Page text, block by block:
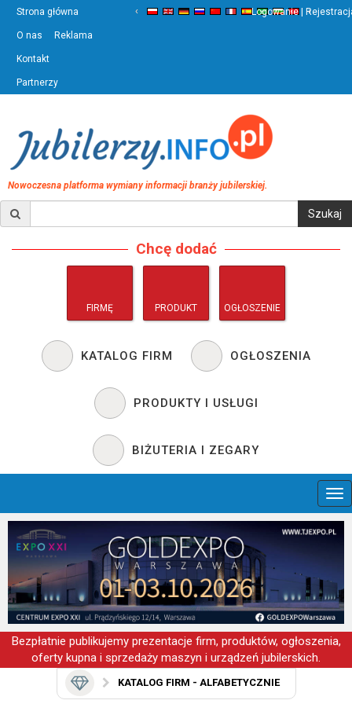
Strona główna
O nas Reklama
Kontakt
Partnerzy
‹ ›
Logowanie |
Nowoczesna platforma wymiany informacji branży jubilerskiej.
Chcę dodać
FIRMĘ PRODUKT OGŁOSZENIE
KATALOG FIRM OGŁOSZENIA
PRODUKTY I USŁUGI
BIŻUTERIA I ZEGARY
Bezpłatnie publikujemy prezentacje firm, produktów, ogłoszenia,
oferty kupna i sprzedaży maszyn i urządzeń jubilerskich.
KATALOG FIRM - ALFABETYCZNIE